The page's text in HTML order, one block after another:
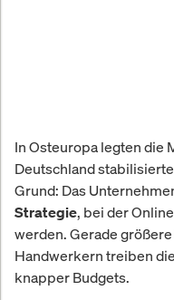
In Osteuropa legten die
Deutschland
Grund: Das
Strategie, bei der
werden. Gerade
Handwerkern treiben
knapper Budgets.